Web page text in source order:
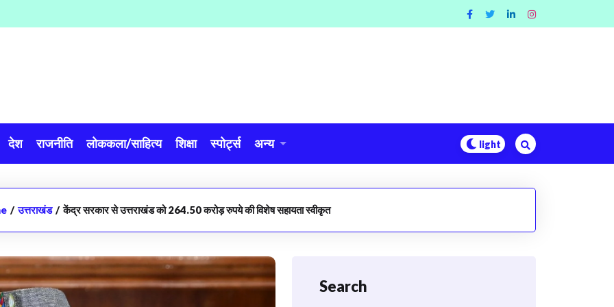
देश राजनीति लोककला/साहित्य शिक्षा स्पोर्ट्स अन्य
/ उत्तराखंड / केंद्र सरकार से उत्तराखंड को 264.50 करोड़ रुपये की विशेष सहायता स्वीकृत
Search